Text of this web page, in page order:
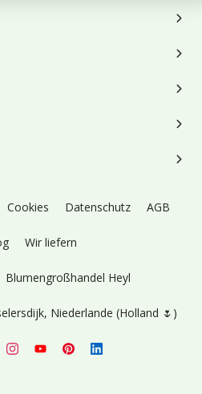
Cookies Datenschutz AGB
Wir liefern
Blumengroßhandel Heyl
Niederlande (Holland 🌷)